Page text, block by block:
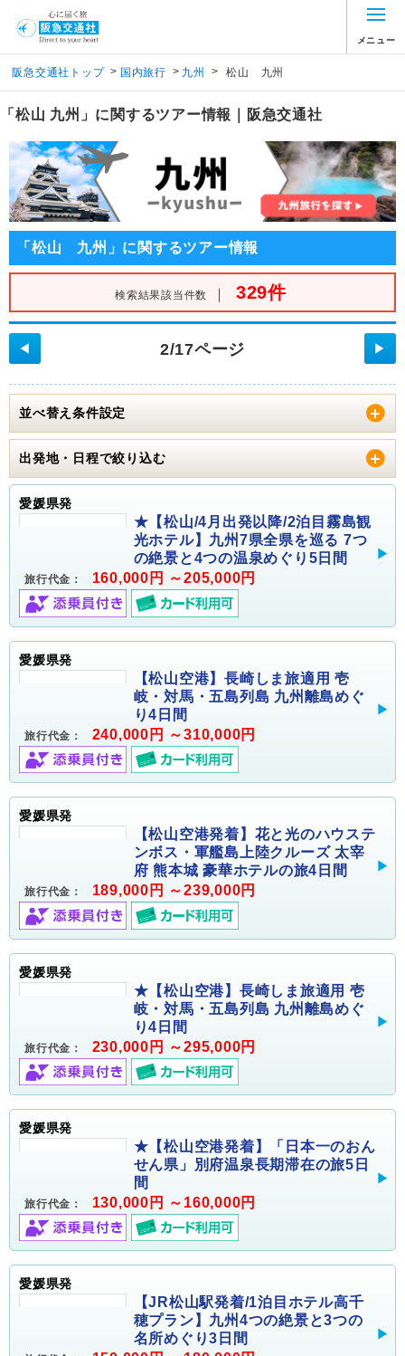
メニュー
阪急交通社トップ > 国内旅行 > 九州 > 松山 九州
「松山 九州」に関するツアー情報｜阪急交通社
「松山 九州」に関するツアー情報
検索結果該当件数 ｜ 329件
2/17ページ
◀ ▶
並べ替え条件設定
出発地・日程で絞り込む
愛媛県発
★【松山/4月出発以降/2泊目霧島観
光ホテル】九州7県全県を巡る 7つ
の絶景と4つの温泉めぐり5日間
旅行代金： 160,000円 ～205,000円
愛媛県発
【松山空港】長崎しま旅適用 壱
岐・対馬・五島列島 九州離島めぐ
り4日間
旅行代金： 240,000円 ～310,000円
愛媛県発
【松山空港発着】花と光のハウステ
ンボス・軍艦島上陸クルーズ 太宰
府 熊本城 豪華ホテルの旅4日間
旅行代金： 189,000円 ～239,000円
愛媛県発
★【松山空港】長崎しま旅適用 壱
岐・対馬・五島列島 九州離島めぐ
り4日間
旅行代金： 230,000円 ～295,000円
愛媛県発
★【松山空港発着】「日本一のおん
せん県」別府温泉長期滞在の旅5日
間
旅行代金： 130,000円 ～160,000円
愛媛県発
【JR松山駅発着/1泊目ホテル高千
穂プラン】九州4つの絶景と3つの
名所めぐり3日間